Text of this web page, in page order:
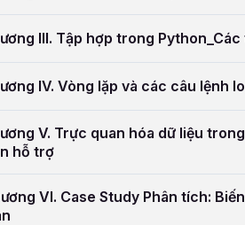
III. Tập hợp trong
IV. Vòng lặp và các câu lệnh
V. Trực quan hóa dữ liệu
hỗ trợ
VI. Case Study Phân tích: